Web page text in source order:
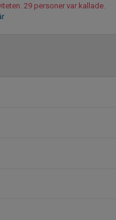
29 personer var kallade.